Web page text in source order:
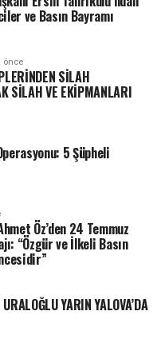
ve Basın Bayramı
önce
SİLAH
SİLAH VE EKİPMANLARI
5 Şüpheli
Öz’den 24 Temmuz
“Özgür ve İlkeli Basın
YARIN YALOVA’DA